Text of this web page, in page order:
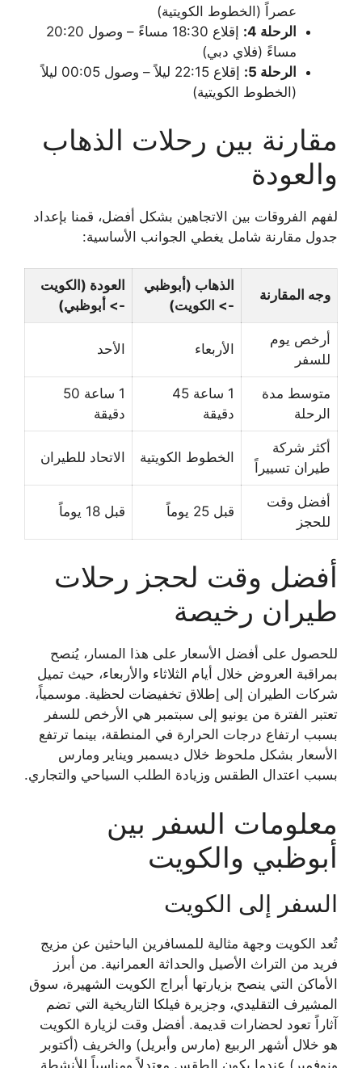
عصراً (الخطوط الكويتية)
الرحلة 4:
إقلاع 18:30 مساءً – وصول 20:20
مساءً (فلاي دبي)
الرحلة 5:
إقلاع 22:15 ليلاً – وصول 00:05 ليلاً
(الخطوط الكويتية)
مقارنة بين رحلات الذهاب
والعودة
لفهم الفروقات بين الاتجاهين بشكل أفضل، قمنا بإعداد
جدول مقارنة شامل يغطي الجوانب الأساسية:
وجه المقارنة
الذهاب (أبوظبي
-> الكويت)
العودة (الكويت
-> أبوظبي)
أرخص يوم
للسفر
الأربعاء الأحد
متوسط مدة
الرحلة
1 ساعة 45
دقيقة
1 ساعة 50
دقيقة
أكثر شركة
طيران تسييراً
الخطوط الكويتية الاتحاد للطيران
أفضل وقت
للحجز
قبل 25 يوماً قبل 18 يوماً
أفضل وقت لحجز رحلات
طيران رخيصة
للحصول على أفضل الأسعار على هذا المسار، يُنصح
بمراقبة العروض خلال أيام الثلاثاء والأربعاء، حيث تميل
شركات الطيران إلى إطلاق تخفيضات لحظية. موسمياً،
تعتبر الفترة من يونيو إلى سبتمبر هي الأرخص للسفر
بسبب ارتفاع درجات الحرارة في المنطقة، بينما ترتفع
الأسعار بشكل ملحوظ خلال ديسمبر ويناير ومارس
بسبب اعتدال الطقس وزيادة الطلب السياحي والتجاري.
معلومات السفر بين
أبوظبي والكويت
السفر إلى الكويت
تُعد الكويت وجهة مثالية للمسافرين الباحثين عن مزيج
فريد من التراث الأصيل والحداثة العمرانية. من أبرز
الأماكن التي ينصح بزيارتها أبراج الكويت الشهيرة، سوق
المشيرف التقليدي، وجزيرة فيلكا التاريخية التي تضم
آثاراً تعود لحضارات قديمة. أفضل وقت لزيارة الكويت
هو خلال أشهر الربيع (مارس وأبريل) والخريف (أكتوبر
ونوفمبر) عندما يكون الطقس معتدلاً ومناسباً للأنشطة